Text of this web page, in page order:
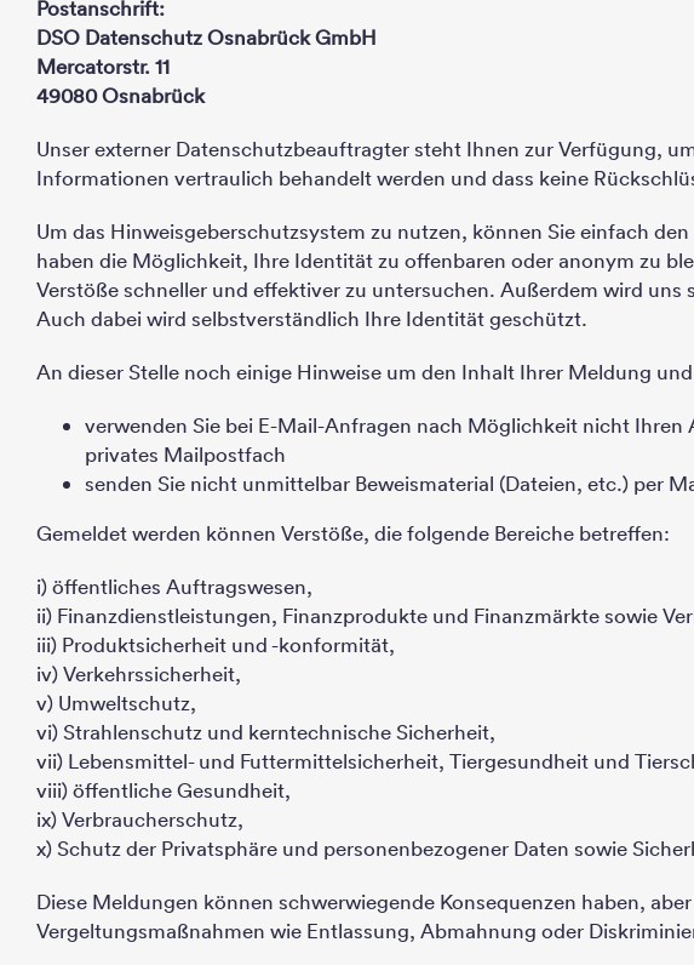
Postanschrift:
DSO Datenschutz Osnabrück GmbH
Mercatorstr. 11
49080 Osnabrück
Unser externer Datenschutzbeauftragter steht Ihnen zur Verfügung,
Informationen vertraulich behandelt werden und dass keine
Um das Hinweisgeberschutzsystem zu nutzen, können Sie einfach
haben die Möglichkeit, Ihre Identität zu offenbaren oder anonym zu
Verstöße schneller und effektiver zu untersuchen. Außerdem wird
Auch dabei wird selbstverständlich Ihre Identität geschützt.
An dieser Stelle noch einige Hinweise um den Inhalt Ihrer Meldung
verwenden Sie bei E-Mail-Anfragen nach Möglichkeit nicht Ihren
privates Mailpostfach
senden Sie nicht unmittelbar Beweismaterial (Dateien, etc.) per
Gemeldet werden können Verstöße, die folgende Bereiche betreffen:
i) öffentliches Auftragswesen,
ii) Finanzdienstleistungen, Finanzprodukte und Finanzmärkte sowie
iii) Produktsicherheit und -konformität,
iv) Verkehrssicherheit,
v) Umweltschutz,
vi) Strahlenschutz und kerntechnische Sicherheit,
vii) Lebensmittel- und Futtermittelsicherheit, Tiergesundheit und
viii) öffentliche Gesundheit,
ix) Verbraucherschutz,
x) Schutz der Privatsphäre und personenbezogener Daten sowie
Diese Meldungen können schwerwiegende Konsequenzen haben,
Vergeltungsmaßnahmen wie Entlassung, Abmahnung oder